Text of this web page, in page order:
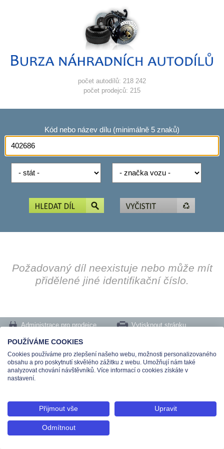
počet autodílů: 218 242
počet prodejců: 215
Kód nebo název dílu (minimálně 5 znaků)
Požadovaný díl neexistuje nebo může mít
přidělené jiné identifikační číslo.
Administrace pro prodejce
Vytisknout stránku
Nastavení cookies
Tel.: +420 491 519 500 | E-mail: helpdesk@teas.cz | Provozovna: tř. T.Bati 299,
763 02 Zlín
© 2026 Teas spol. s r. o., Platnéřská 88/9, 110 00 Praha 1 - Staré Město, IČO:
48906565, DIČ: CZ699008048, Zapsána v OR vedeném u Městského soudu v
POUŽÍVÁME COOKIES
Cookies používáme pro zlepšení našeho webu, možnosti personalizovaného
obsahu a pro poskytnutí skvělého zážitku z webu. Umožňují nám také
analyzovat chování návštěvníků. Více informací o cookies získáte v
nastavení.
Přijmout vše Upravit
Odmítnout